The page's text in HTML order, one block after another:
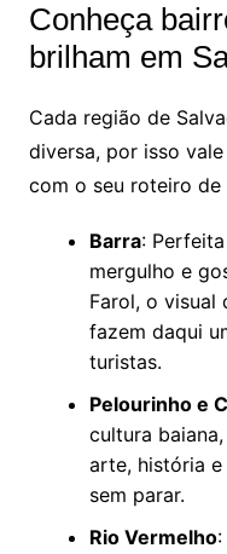
Conheça
brilham em
Cada região de
diversa, por isso
com o seu roteiro de
Barra:
mergulho e
Farol, o visual
fazem daqui
turistas.
Pelourinho e
cultura
arte, história
sem parar.
Rio Vermelho: